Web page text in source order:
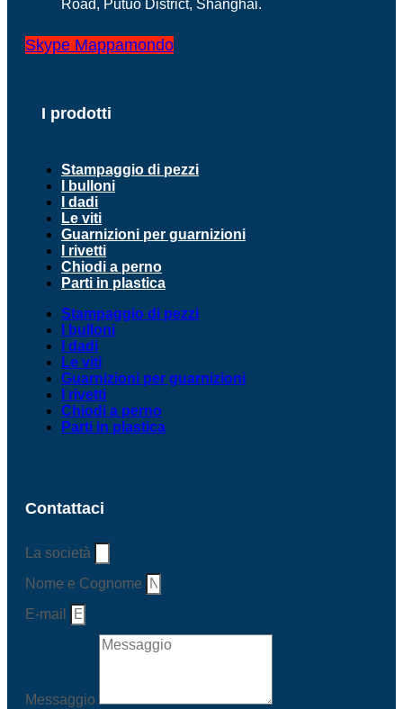
Road, Putuo District, Shanghai.
Skype Mappamondo
I prodotti
Stampaggio di pezzi
I bulloni
I dadi
Le viti
Guarnizioni per guarnizioni
I rivetti
Chiodi a perno
Parti in plastica
Stampaggio di pezzi
I bulloni
I dadi
Le viti
Guarnizioni per guarnizioni
I rivetti
Chiodi a perno
Parti in plastica
Contattaci
La società
Nome e Cognome
E-mail
Messaggio